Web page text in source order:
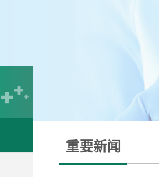
重要新闻